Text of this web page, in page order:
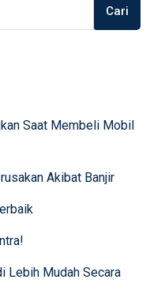
Cari
Saat Membeli Mobil
Akibat Banjir
Lebih Mudah Secara